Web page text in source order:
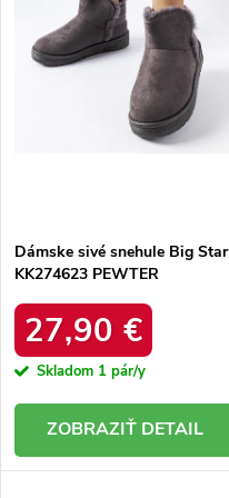
Dámske sivé snehule Big Star
KK274623 PEWTER
27,90 €
Skladom 1 pár/y
DETAIL